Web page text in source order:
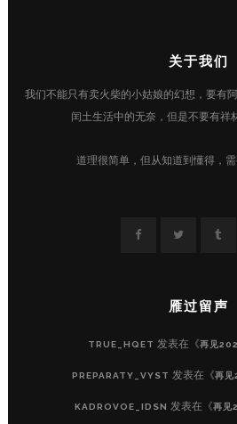
关于我们
我们不能只有卖火柴的小姑娘的幻想，要有
闰土生活中的无奈，但是不要有祥
道理很简单，但从知道到懂得，需
雁过留声
TRUE_HQET 发表在《再见
PREPARATY_VYST 发表在《再
KADROVOE_IDSN 发表在《再见